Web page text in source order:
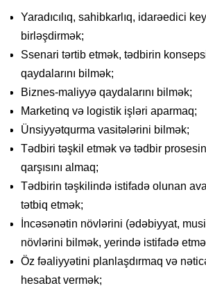
Yaradıcılıq, sahibkarlıq, idarəedici
birləşdirmək;
Ssenari tərtib etmək, tədbirin
qaydalarını bilmək;
Biznes-maliyyə qaydalarını bilmək;
Marketinq və logistik işləri aparmaq;
Ünsiyyətqurma vasitələrini bilmək;
Tədbiri təşkil etmək və tədbir
qarşısını almaq;
Tədbirin təşkilində istifadə olunan
tətbiq etmək;
İncəsənətin növlərini (ədəbiyyat,
növlərini bilmək, yerində istifadə
Öz fəaliyyətini planlaşdırmaq və
hesabat vermək;